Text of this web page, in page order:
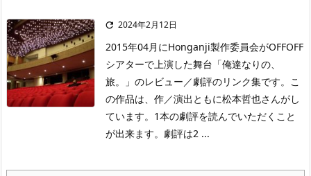
 2024年2月12日
2015年04月にHonganji製作委員会がOFFOFF
シアターで上演した舞台「俺達なりの、
旅。」のレビュー／劇評のリンク集です。こ
の作品は、作／演出ともに松本哲也さんがし
ています。1本の劇評を読んでいただくこと
が出来ます。劇評は2 ...